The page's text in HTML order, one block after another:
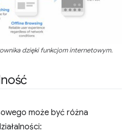
dzięki funkcjom internetowym.
może być różna